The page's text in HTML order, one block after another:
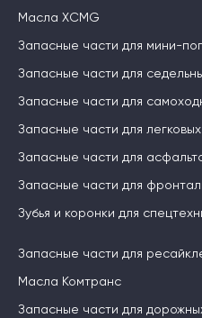
Масла XCMG
Запасные части для мини-
Запасные части для
Запасные части для
Запасные части для
Запасные части для
Запасные части для
Зубья и коронки для
Запасные части для
Масла Комтранс
Запасные части для